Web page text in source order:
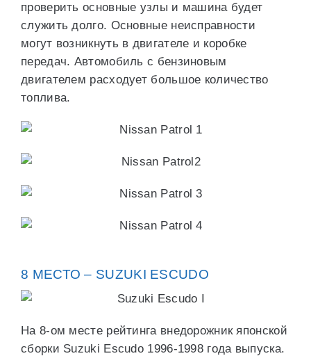
проверить основные узлы и машина будет
служить долго. Основные неисправности
могут возникнуть в двигателе и коробке
передач. Автомобиль с бензиновым
двигателем расходует большое количество
топлива.
8 МЕСТО – SUZUKI ESCUDO
На 8-ом месте рейтинга внедорожник японской
сборки Suzuki Escudo 1996-1998 года выпуска.